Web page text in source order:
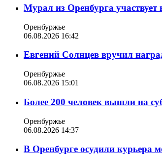
Мурал из Оренбурга участвует
Оренбуржье
06.08.2026 16:42
Евгений Солнцев вручил
Оренбуржье
06.08.2026 15:01
Более 200 человек вышли на
Оренбуржье
06.08.2026 14:37
В Оренбурге осудили курьера